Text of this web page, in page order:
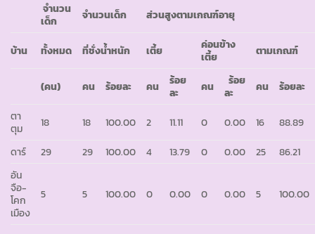
จำนวน
เด็ก
จำนวนเด็ก ส่วนสูงตามเกณฑ์อายุ
บ้าน ทั้งหมด ที่ชั่งน้ำหนัก เตี้ย
ค่อนข้าง
เตี้ย
ตามเกณฑ์
(คน) คน ร้อยละ คน
ร้อย
ละ
คน
ร้อย
ละ
คน
ร้อยละ
ตา
ตุม
18 18 100.00 2 11.11 0 0.00 16
88.89
ดาร์
29 29 100.00 4 13.79 0 0.00 25
86.21
อัน
จือ-
โคก
เมือง
5 5 100.00 0 0.00 0 0.00 5 100.00